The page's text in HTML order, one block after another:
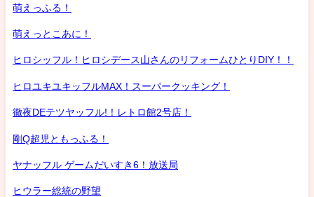
萌えっふる！
萌えっとこあに！
ヒロシッフル！ヒロシデース山さんのリフォームひとりDIY！！
ヒロユキユキッフルMAX！スーパークッキング！
徹夜DEテツヤッフル!！レトロ館2号店！
剛Q超児ともっふる！
ヤナッフル ゲームだいすき6！放送局
ヒウラー総統の野望